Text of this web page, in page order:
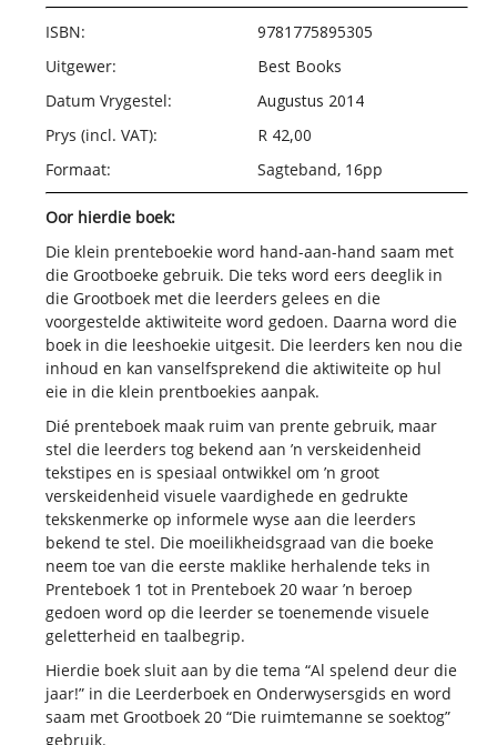
ISBN:
9781775895305
Uitgewer:
Best Books
Datum Vrygestel:
Augustus 2014
Prys (incl. VAT):
R 42,00
Formaat:
Sagteband, 16pp
Oor hierdie boek:
Die klein prenteboekie word hand-aan-hand saam met
die Grootboeke gebruik. Die teks word eers deeglik in
die Grootboek met die leerders gelees en die
voorgestelde aktiwiteite word gedoen. Daarna word die
boek in die leeshoekie uitgesit. Die leerders ken nou die
inhoud en kan vanselfsprekend die aktiwiteite op hul
eie in die klein prentboekies aanpak.
Dié prenteboek maak ruim van prente gebruik, maar
stel die leerders tog bekend aan ’n verskeidenheid
tekstipes en is spesiaal ontwikkel om ’n groot
verskeidenheid visuele vaardighede en gedrukte
tekskenmerke op informele wyse aan die leerders
bekend te stel. Die moeilikheidsgraad van die boeke
neem toe van die eerste maklike herhalende teks in
Prenteboek 1 tot in Prenteboek 20 waar ’n beroep
gedoen word op die leerder se toenemende visuele
geletterheid en taalbegrip.
Hierdie boek sluit aan by die tema “Al spelend deur die
jaar!” in die Leerderboek en Onderwysersgids en word
saam met Grootboek 20 “Die ruimtemanne se soektog”
gebruik.